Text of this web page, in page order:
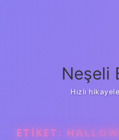
Neşeli
Hızlı
ETIKET: